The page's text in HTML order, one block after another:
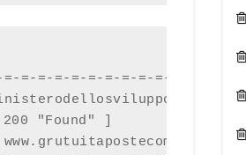
=-=-=-=-=-=-=-=-=-=-=-=-=-
"Found" ]
]